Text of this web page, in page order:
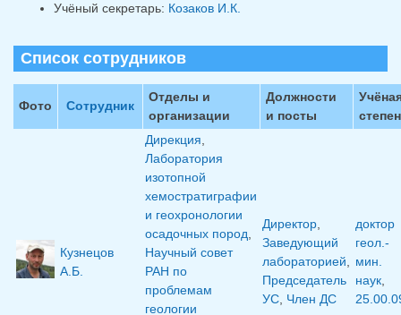
Учёный секретарь: Козаков И.К.
Список сотрудников
Фото Сотрудник
Отделы и
организации
Должности
и посты
Кузнецов
А.Б.
Дирекция,
Лаборатория
изотопной
хемостратиграфии
и геохронологии
осадочных пород,
Научный совет
РАН по
проблемам
геологии
Директор,
Заведующий
лабораторией,
Председатель
УС, Член ДС
доктор
геол.-
мин.
наук,